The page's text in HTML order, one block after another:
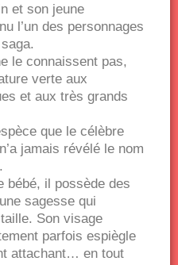
et son jeune
l’un des personnages
le connaissent pas,
verte aux
et aux très grands
que le célèbre
jamais révélé le nom
bébé, il possède des
sagesse qui
Son visage
parfois espiègle
attachant… en tout